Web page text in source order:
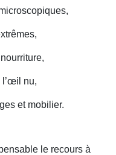
nu,
et mobilier.
le recours à